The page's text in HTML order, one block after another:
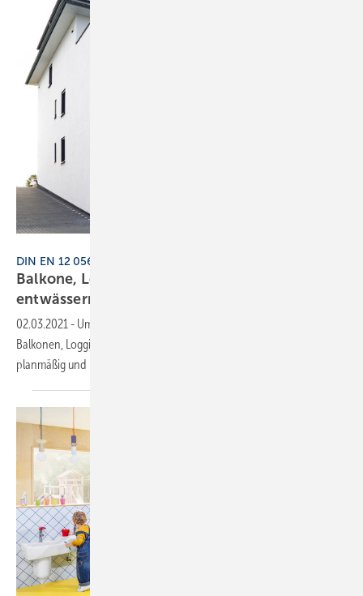
DIN EN 12 056-3/DIN 1986-100
Balkone, Loggien und Terrassen richtig
entwässern
02.03.2021 - Um Überflutungsschäden zu vermeiden, muss das auf
Balkonen, Loggien und Terrassen anfallende Niederschlagswasser
planmäßig und kontrolliert abgeleitet